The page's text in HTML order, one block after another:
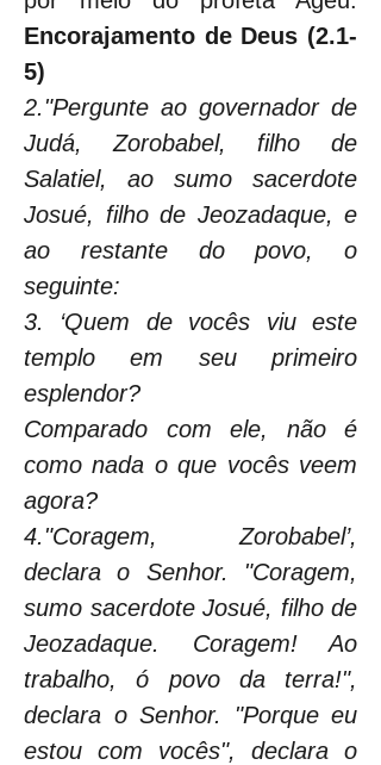
Encorajamento de Deus (2.1-
5)
2."Pergunte ao governador de
Judá, Zorobabel, filho de
Salatiel, ao sumo sacerdote
Josué, filho de Jeozadaque, e
ao restante do povo, o
seguinte:
3. ‘Quem de vocês viu este
templo em seu primeiro
esplendor?
Comparado com ele, não é
como nada o que vocês veem
agora?
4."Coragem, Zorobabel’,
declara o Senhor. "Coragem,
sumo sacerdote Josué, filho de
Jeozadaque. Coragem! Ao
trabalho, ó povo da terra!",
declara o Senhor. "Porque eu
estou com vocês", declara o